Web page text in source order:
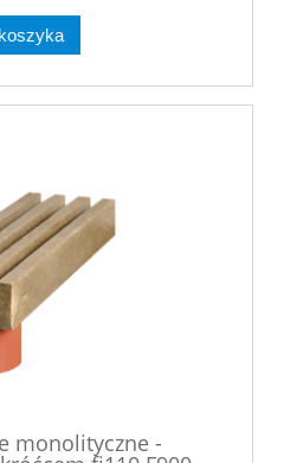
monolityczne -